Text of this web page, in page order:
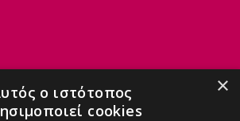
ΜΑΙΕΣ ×
ο ιστότοπος
cookies